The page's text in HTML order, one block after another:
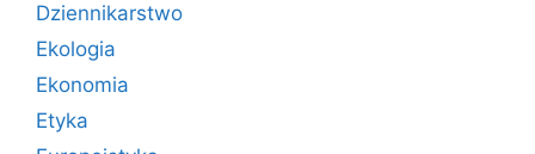
Dziennikarstwo
Ekologia
Ekonomia
Etyka